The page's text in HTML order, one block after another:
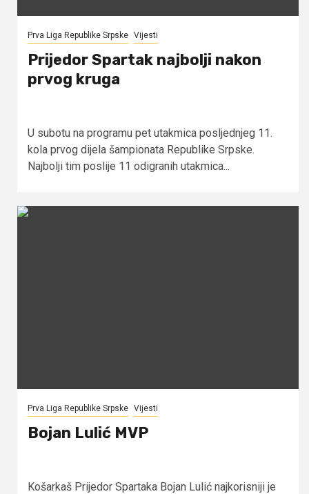
Prva Liga Republike Srpske Vijesti
Prijedor Spartak najbolji nakon
prvog kruga
U subotu na programu pet utakmica posljednjeg 11.
kola prvog dijela šampionata Republike Srpske.
Najbolji tim poslije 11 odigranih utakmica...
Prva Liga Republike Srpske Vijesti
Bojan Lulić MVP
Košarkaš Prijedor Spartaka Bojan Lulić najkorisniji je